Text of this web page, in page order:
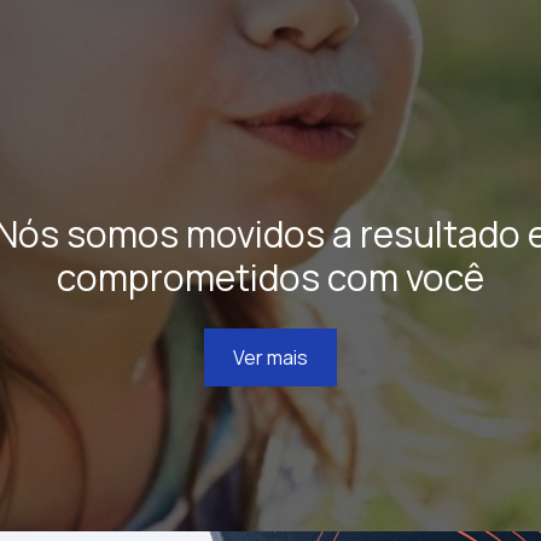
somos movidos a resultado
comprometidos com você
Ver mais